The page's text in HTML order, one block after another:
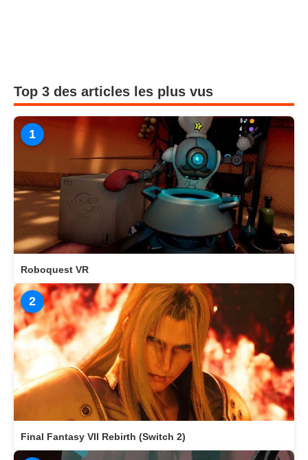
Top 3 des articles les plus vus
1
Roboquest VR
2
Final Fantasy VII Rebirth (Switch 2)